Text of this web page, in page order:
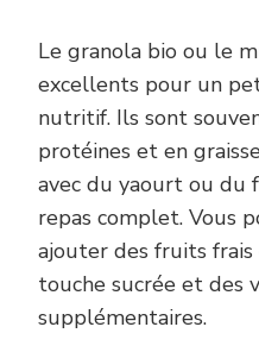
Le granola bio ou le
excellents pour un
nutritif. Ils sont
protéines et en
avec du yaourt ou du
repas complet. Vous
ajouter des fruits
touche sucrée et des
supplémentaires.